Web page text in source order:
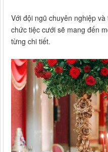
Với đội ngũ chuyên nghiệp
chức tiệc cưới sẽ mang đến
từng chi tiết.